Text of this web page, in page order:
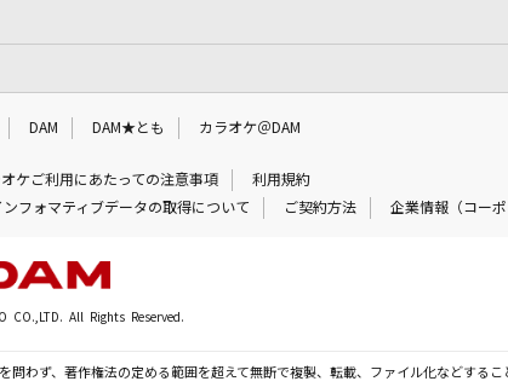
DAM DAM★とも カラオケ＠DAM
ケご利用にあたっての注意事項
利用規約
ンフォマティブデータの取得について ご契約方法 企業情報（コーポ
CO.,LTD. All Rights Reserved.
わず、著作権法の定める範囲を超えて無断で複製、転載、ファイル化などするこ